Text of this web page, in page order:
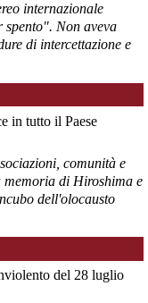
nel porto di Marina
Pace e raccolta dalla
ha fatto per
armi in diversi porti
la resistenza da
informazioni
internazionale
spento". Non aveva
di intercettazione e
in tutto il Paese
comunità e
di Hiroshima e
dell'olocausto
del 28 luglio